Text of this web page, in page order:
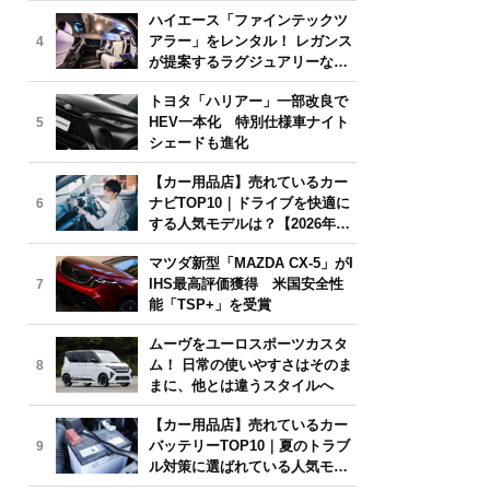
4
ハイエース「ファインテックツ
アラー」をレンタル！ レガンス
が提案するラグジュアリーな移
動体験
5
トヨタ「ハリアー」一部改良で
HEV一本化 特別仕様車ナイト
シェードも進化
6
【カー用品店】売れているカー
ナビTOP10｜ドライブを快適に
する人気モデルは？【2026年6
月版】
7
マツダ新型「MAZDA CX-5」がI
IHS最高評価獲得 米国安全性
能「TSP+」を受賞
8
ムーヴをユーロスポーツカスタ
ム！ 日常の使いやすさはそのま
まに、他とは違うスタイルへ
9
【カー用品店】売れているカー
バッテリーTOP10｜夏のトラブ
ル対策に選ばれている人気モデ